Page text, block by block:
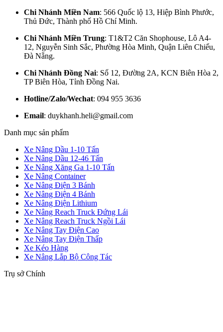
Chi Nhánh Miền Nam: 566 Quốc lộ 13, Hiệp Bình Phước,
Thủ Đức, Thành phố Hồ Chí Minh.
Chi Nhánh Miền Trung: T1&T2 Căn Shophouse, Lô A4-
12, Nguyễn Sinh Sắc, Phường Hòa Minh, Quận Liên Chiểu,
Đà Nẵng.
Chi Nhánh Đồng Nai: Số 12, Đường 2A, KCN Biên Hòa 2,
TP Biên Hòa, Tỉnh Đồng Nai.
Hotline/Zalo/Wechat: 094 955 3636
Email: duykhanh.heli@gmail.com
Danh mục sản phẩm
Xe Nâng Dầu 1-10 Tấn
Xe Nâng Dầu 12-46 Tấn
Xe Nâng Xăng Ga 1-10 Tấn
Xe Nâng Container
Xe Nâng Điện 3 Bánh
Xe Nâng Điện 4 Bánh
Xe Nâng Điện Lithium
Xe Nâng Reach Truck Đứng Lái
Xe Nâng Reach Truck Ngồi Lái
Xe Nâng Tay Điện Cao
Xe Nâng Tay Điện Thấp
Xe Kéo Hàng
Xe Nâng Lắp Bộ Công Tác
Trụ sở Chính